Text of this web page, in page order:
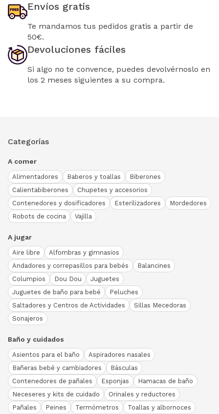
Envíos gratis
Te mandamos tus pedidos gratis a partir de
50€.
Devoluciones fáciles
Si algo no te convence, puedes devolvérnoslo en
los 2 meses siguientes a su compra.
Categorías
A comer
Alimentadores Baberos y toallas
Biberones
Calientabiberones
Chupetes y accesorios
Contenedores y dosificadores
Esterilizadores
Mordedores
Robots de cocina
Vajilla
A jugar
Aire libre
Alfombras y gimnasios
Andadores y correpasillos para bebés
Balancines
Columpios
Dou Dou
Juguetes
Juguetes de baño para bebé
Peluches
Saltadores y Centros de Actividades
Sillas Mecedoras
Sonajeros
Baño y cuidados
Asientos para el baño
Aspiradores nasales
Bañeras bebé y cambiadores
Básculas
Contenedores de pañales
Esponjas
Hamacas de baño
Neceseres y kits de cuidado
Orinales y reductores
Pañales
Peines Termómetros Toallas y albornoces